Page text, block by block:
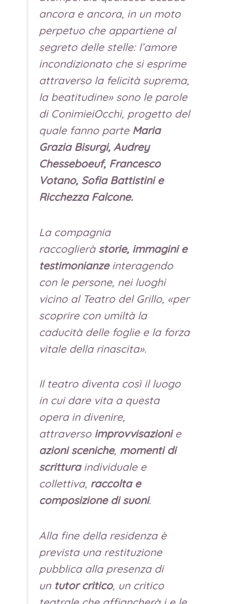
ancora e ancora, in un moto
perpetuo che appartiene al
segreto delle stelle: l’amore
incondizionato che si esprime
attraverso la felicità suprema,
la beatitudine» sono le parole
di ConimieiOcchi, progetto del
quale fanno parte Maria
Grazia Bisurgi, Audrey
Chesseboeuf, Francesco
Votano, Sofia Battistini e
Ricchezza Falcone.
La compagnia
raccoglierà storie, immagini e
testimonianzeinteragendo
con le persone, nei luoghi
vicino al Teatro del Grillo, «per
scoprire con umiltà la
caducità delle foglie e la forza
vitale della rinascita».
Il teatro diventa così il luogo
in cui dare vita a questa
opera in divenire,
attraverso improvvisazionie
azioni sceniche, momenti di
scritturaindividuale e
collettiva, raccolta e
composizione di suoni.
Alla fine della residenza è
prevista una restituzione
pubblica alla presenza di
un tutor critico, un critico